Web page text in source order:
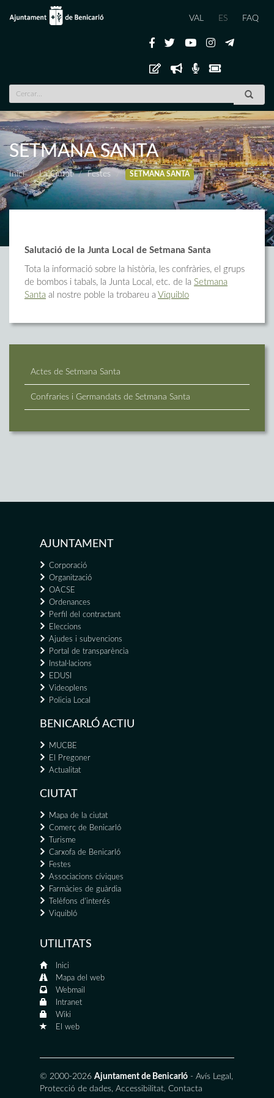
VAL ES FAQ
SETMANA SANTA
Inici La Ciutat Festes SETMANA SANTA
Salutació de la Junta Local de Setmana Santa
Tota la informació sobre la història, les confràries, el grups
de bombos i tabals, la Junta Local, etc. de la Setmana
Santa al nostre poble la trobareu a Viquiblo
Actes de Setmana Santa
Confraries i Germandats de Setmana Santa
AJUNTAMENT
Corporació
Organització
OACSE
Ordenances
Perfil del contractant
Eleccions
Ajudes i subvencions
Portal de transparència
Instal·lacions
EDUSI
Videoplens
Policia Local
BENICARLÓ ACTIU
MUCBE
El Pregoner
Actualitat
CIUTAT
Mapa de la ciutat
Comerç de Benicarló
Turisme
Carxofa de Benicarló
Festes
Associacions cíviques
Farmàcies de guàrdia
Telèfons d'interés
Viquibló
UTILITATS
Inici
Mapa del web
Webmail
Intranet
Wiki
El web
© 2000-2026 Ajuntament de Benicarló - Avís Legal ,
Protecció de dades, Accessibilitat, Contacta